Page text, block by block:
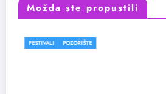
Možda ste propustili